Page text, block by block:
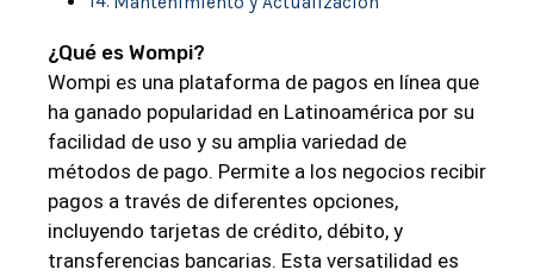
¿Qué es Wompi?
Wompi es una plataforma de pagos en línea que
ha ganado popularidad en Latinoamérica por su
facilidad de uso y su amplia variedad de
métodos de pago. Permite a los negocios recibir
pagos a través de diferentes opciones,
incluyendo tarjetas de crédito, débito, y
transferencias bancarias. Esta versatilidad es